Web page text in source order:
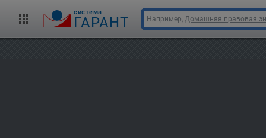
cистема
ГАРАНТ Например, Домашняя правовая